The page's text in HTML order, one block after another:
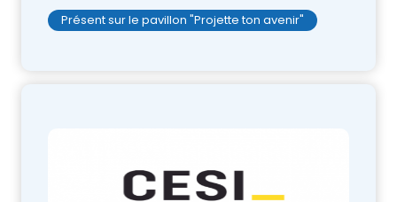
Présent sur le pavillon "Projette ton avenir"